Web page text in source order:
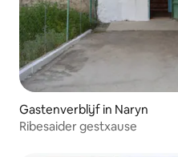
Gastenverblijf in Naryn
Ribesaider gestxause